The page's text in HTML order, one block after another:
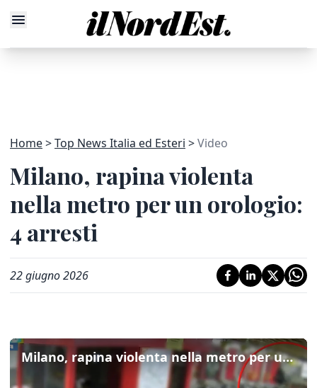
Home Top News Italia ed Esteri Video
Milano, rapina violenta
nella metro per un orologio:
4 arresti
22 giugno 2026
Milano, rapina violenta nella metro per un orologio: 4 arresti